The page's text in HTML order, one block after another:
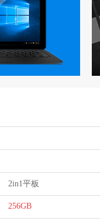
2in1平板
256GB